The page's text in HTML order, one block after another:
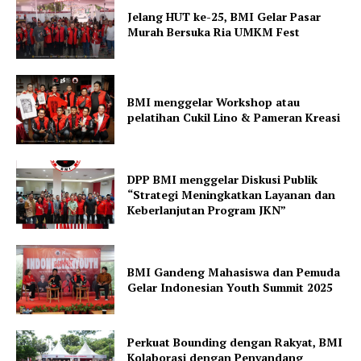
Jelang HUT ke-25, BMI Gelar Pasar
Murah Bersuka Ria UMKM Fest
BMI menggelar Workshop atau
pelatihan Cukil Lino & Pameran Kreasi
DPP BMI menggelar Diskusi Publik
“Strategi Meningkatkan Layanan dan
Keberlanjutan Program JKN”
BMI Gandeng Mahasiswa dan Pemuda
Gelar Indonesian Youth Summit 2025
Perkuat Bounding dengan Rakyat, BMI
Kolaborasi dengan Penyandang